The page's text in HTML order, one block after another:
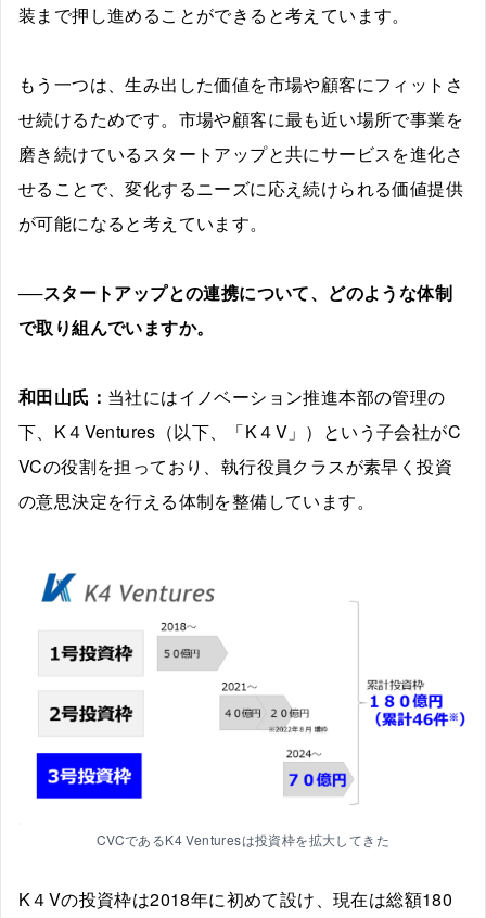
装まで押し進めることができると考えています。
もう一つは、生み出した価値を市場や顧客にフィットさ
せ続けるためです。市場や顧客に最も近い場所で事業を
磨き続けているスタートアップと共にサービスを進化さ
せることで、変化するニーズに応え続けられる価値提供
が可能になると考えています。
──スタートアップとの連携について、どのような体制
で取り組んでいますか。
和田山氏： 当社にはイノベーション推進本部の管理の
下、K４Ventures（以下、「K４V」）という子会社がC
VCの役割を担っており、執行役員クラスが素早く投資
の意思決定を行える体制を整備しています。
CVCであるK4 Venturesは投資枠を拡大してきた
K４Vの投資枠は2018年に初めて設け、現在は総額180